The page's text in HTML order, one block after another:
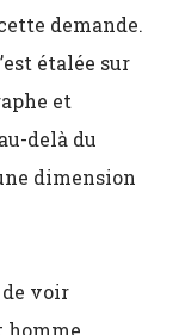
demande.
étalée sur
et
delà du
dimension
voir
homme